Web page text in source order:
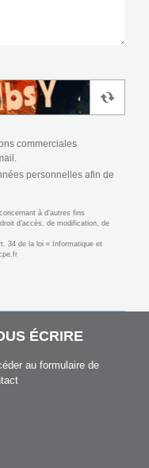
commerciales
personnelles afin de
à d’autres fins
d’accès, de modification, de
34 de la loi « Informatique et
ÉCRIRE
au formulaire de